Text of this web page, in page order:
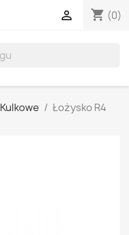
shopping_cart (0)

Kulkowe
Łożysko R4